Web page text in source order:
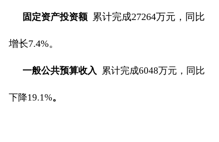
固定资产投资额 累计完成27264万元，同比
增长7.4%。
一般公共预算收入 累计完成6048万元， 同比
下降19.1%。